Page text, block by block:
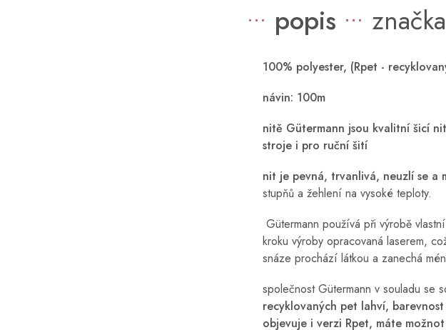
popis značka
100% polyester, (Rpet -
návin: 100m
nitě Gütermann jsou kvalitní šicí
stroje i pro ruční šití
nit je pevná, trvanlivá, neuzlí se a
stupňů a žehlení na vysoké teploty.
Gütermann používá při výrobě
kroku výroby opracovaná laserem,
snáze prochází látkou a zanechá
společnost Gütermann v souladu se
recyklovaných pet lahví,
objevuje i verzi Rpet, máte